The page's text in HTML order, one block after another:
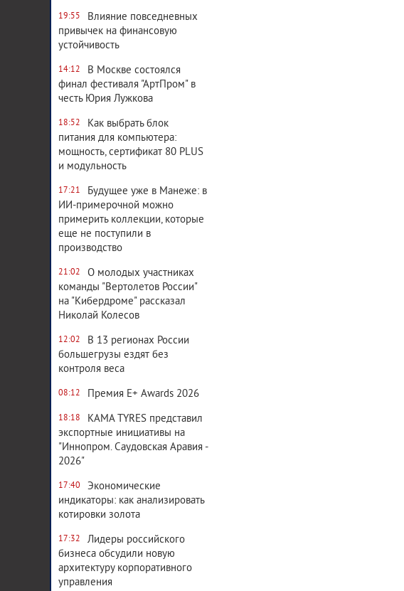
19:55
Влияние повседневных
привычек на финансовую
устойчивость
14:12
В Москве состоялся
финал фестиваля "АртПром" в
честь Юрия Лужкова
18:52
Как выбрать блок
питания для компьютера:
мощность, сертификат 80 PLUS
и модульность
17:21
Будущее уже в Манеже: в
ИИ-примерочной можно
примерить коллекции, которые
еще не поступили в
производство
21:02
О молодых участниках
команды "Вертолетов России"
на "Кибердроме" рассказал
Николай Колесов
12:02
В 13 регионах России
большегрузы ездят без
контроля веса
08:12 Премия E+ Awards 2026
18:18
KAMA TYRES представил
экспортные инициативы на
"Иннопром. Саудовская Аравия -
2026"
17:40
Экономические
индикаторы: как анализировать
котировки золота
17:32
Лидеры российского
бизнеса обсудили новую
архитектуру корпоративного
управления